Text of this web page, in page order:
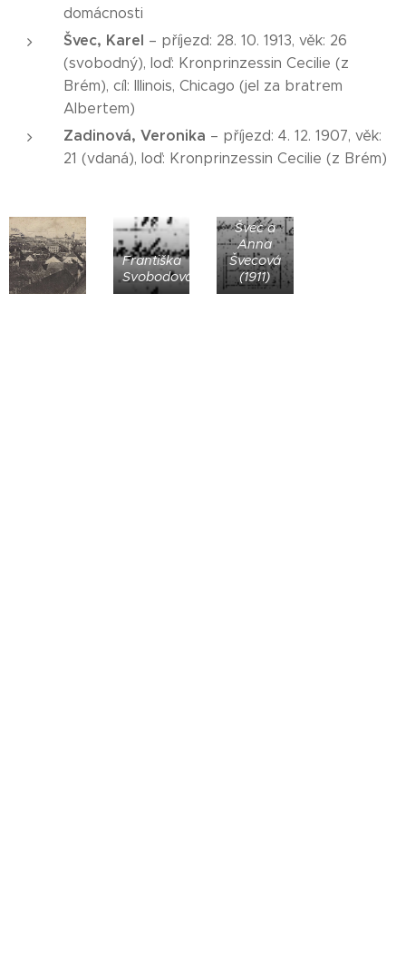
domácnosti
Švec, Karel – příjezd: 28. 10. 1913, věk: 26
(svobodný), loď: Kronprinzessin Cecilie (z
Brém), cíl: Illinois, Chicago (jel za bratrem
Albertem)
Zadinová, Veronika – příjezd: 4. 12. 1907, věk:
21 (vdaná), loď: Kronprinzessin Cecilie (z Brém)
Františka
Svobodová
Švec a
Anna
Švecová
(1911)